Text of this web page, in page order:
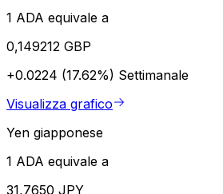
1 ADA equivale a
0,149212 GBP
+0.0224 (17.62%) Settimanale
Visualizza grafico
Yen giapponese
1 ADA equivale a
31,7650 JPY